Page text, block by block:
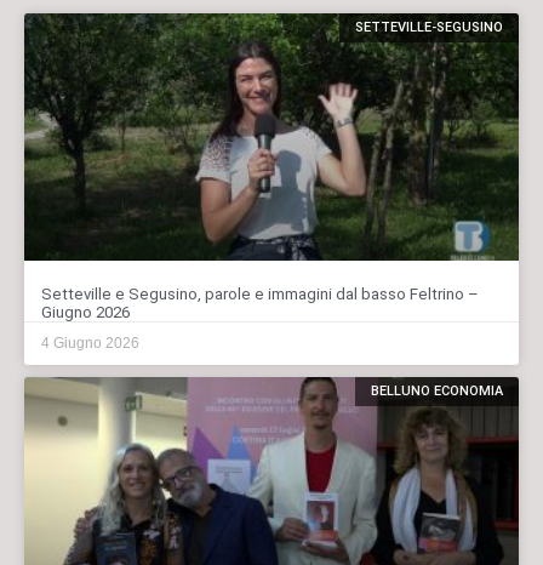
SETTEVILLE-SEGUSINO
Setteville e Segusino, parole e immagini dal basso Feltrino –
Giugno 2026
4 Giugno 2026
BELLUNO ECONOMIA